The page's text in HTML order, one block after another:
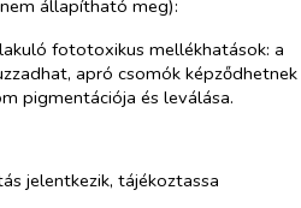
állapítható meg):
fototoxikus mellékhatások: a
apró csomók képződhetnek
pigmentációja és leválása.
jelentkezik, tájékoztassa